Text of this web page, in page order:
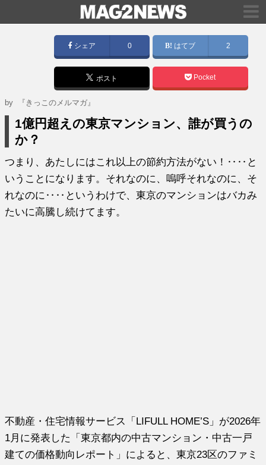
シェア 0 はてブ 2
ポスト Pocket
by 『きっこのメルマガ』
1億円超えの東京マンション、誰が買うの
か？
つまり、あたしにはこれ以上の節約方法がない！‥‥と
いうことになります。それなのに、嗚呼それなのに、そ
れなのに‥‥というわけで、東京のマンションはバカみ
たいに高騰し続けてます。
不動産・住宅情報サービス「LIFULL HOME’S」が2026年
1月に発表した「東京都内の中古マンション・中古一戸
建ての価格動向レポート」によると、東京23区のファミ